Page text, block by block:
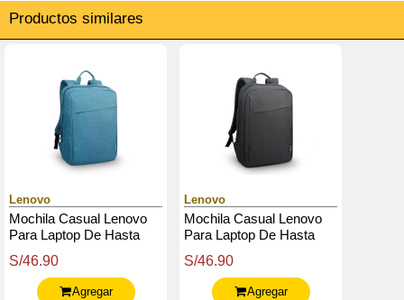
Productos similares
Lenovo
Mochila Casual Lenovo
Para Laptop De Hasta
S/46.90
Agregar
Lenovo
Mochila Casual Lenovo
Para Laptop De Hasta
S/46.90
Agregar